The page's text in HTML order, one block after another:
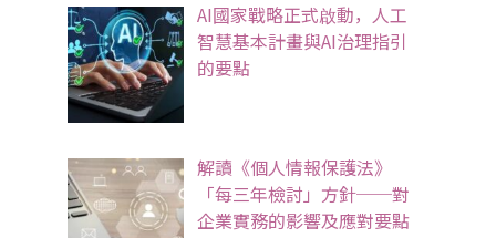
AI國家戰略正式啟動，人工
智慧基本計畫與AI治理指引
的要點
解讀《個人情報保護法》
「每三年檢討」方針──對
企業實務的影響及應對要點